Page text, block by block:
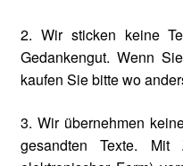
2. Wir sticken keine
Gedankengut. Wenn
kaufen Sie bitte wo
3. Wir übernehmen
gesandten Texte.